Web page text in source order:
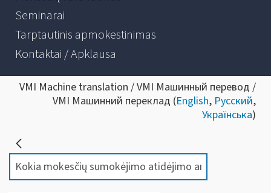
Seminarai
Tarptautinis apmokestinimas
Kontaktai / Apklausa
VMI Machine translation / VMI Машинный перевод /
VMI Машинний переклад (English, Русский,
Українська)